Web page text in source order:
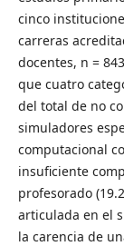
cinco
carreras
docentes, n =
que cuatro
del total de no
simuladores
computacional
insuficiente
profesorado
articulada en el
la carencia de